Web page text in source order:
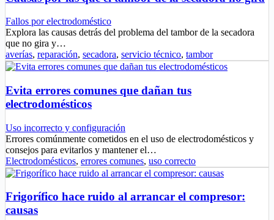
Fallos por electrodoméstico
Explora las causas detrás del problema del tambor de la secadora
que no gira y…
averías, reparación, secadora, servicio técnico, tambor
Evita errores comunes que dañan tus
electrodomésticos
Uso incorrecto y configuración
Errores comúnmente cometidos en el uso de electrodomésticos y
consejos para evitarlos y mantener el…
Electrodomésticos, errores comunes, uso correcto
Frigorífico hace ruido al arrancar el compresor:
causas